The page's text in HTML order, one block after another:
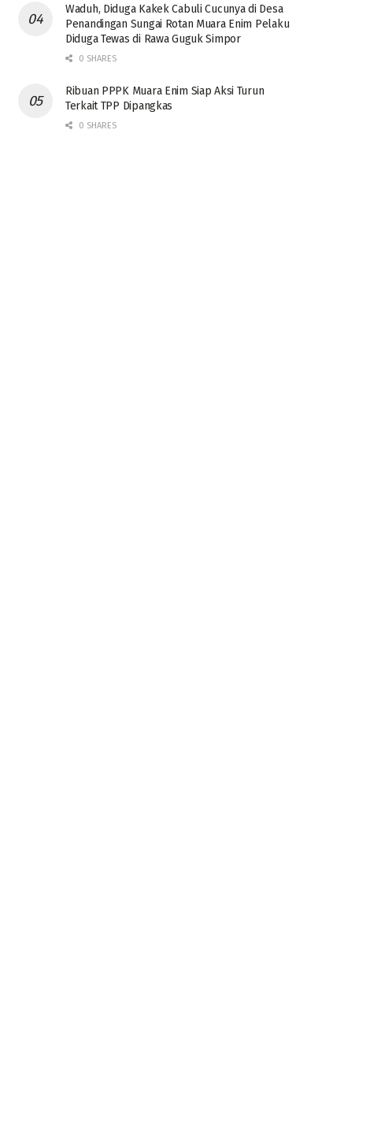
Waduh, Diduga Kakek Cabuli Cucunya di Desa
Penandingan Sungai Rotan Muara Enim Pelaku
Diduga Tewas di Rawa Guguk Simpor
0 SHARES
Ribuan PPPK Muara Enim Siap Aksi Turun
Terkait TPP Dipangkas
0 SHARES